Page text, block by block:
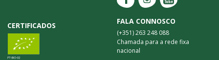
FALA CONNOSCO
(+351) 263 248 088
Chamada para a rede fixa
nacional
CERTIFICADOS